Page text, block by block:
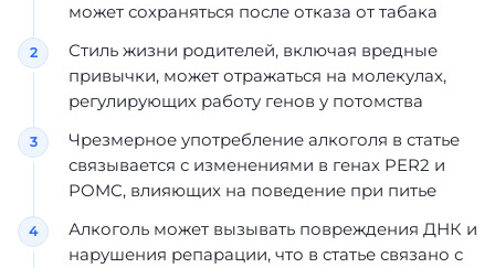
может сохраняться после отказа от табака
Стиль жизни родителей, включая вредные
привычки, может отражаться на молекулах,
регулирующих работу генов у потомства
Чрезмерное употребление алкоголя в статье
связывается с изменениями в генах PER2 и
POMC, влияющих на поведение при питье
Алкоголь может вызывать повреждения ДНК и
нарушения репарации, что в статье связано с